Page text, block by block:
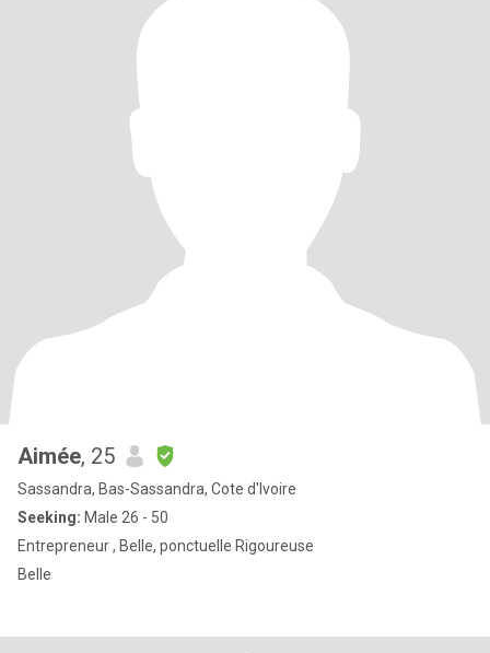
Aimée, 25
Sassandra, Bas-Sassandra, Cote d'Ivoire
Seeking: Male 26 - 50
Entrepreneur , Belle, ponctuelle Rigoureuse
Belle